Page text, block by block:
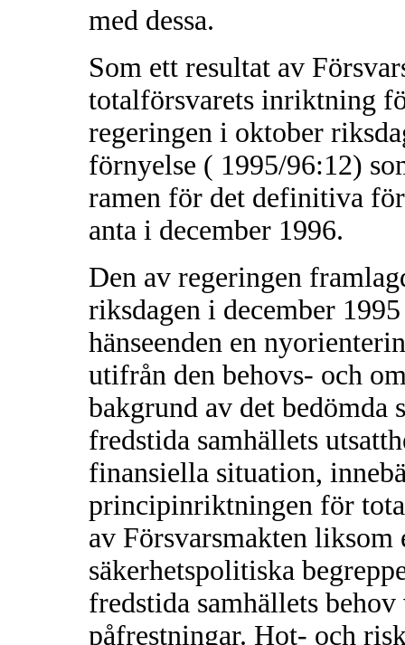
med dessa.
Som ett resultat av
totalförsvarets inriktning
regeringen i oktober
förnyelse ( 1995/96:12)
ramen för det definitiva
anta i december 1996.
Den av regeringen
riksdagen i december
hänseenden en
utifrån den behovs- och
bakgrund av det bedömda
fredstida samhällets
finansiella situation,
principinriktningen för
av Försvarsmakten
säkerhetspolitiska
fredstida samhällets
påfrestningar. Hot- och